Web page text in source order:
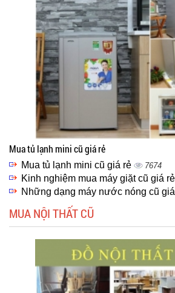
Mua tủ lạnh mini cũ giá rẻ
Mua tủ lạnh mini cũ giá rẻ 7674
Kinh nghiệm mua máy giặt cũ giá
Những dạng máy nước nóng cũ
MUA NỘI THẤT CŨ